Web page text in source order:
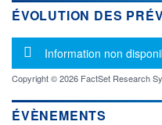
ÉVOLUTION DES
Message
Information non
Copyright © 2026 FactSet Research
ÉVÈNEMENTS